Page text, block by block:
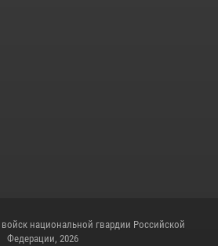
национальной гвардии Российской
Федерации, 2026